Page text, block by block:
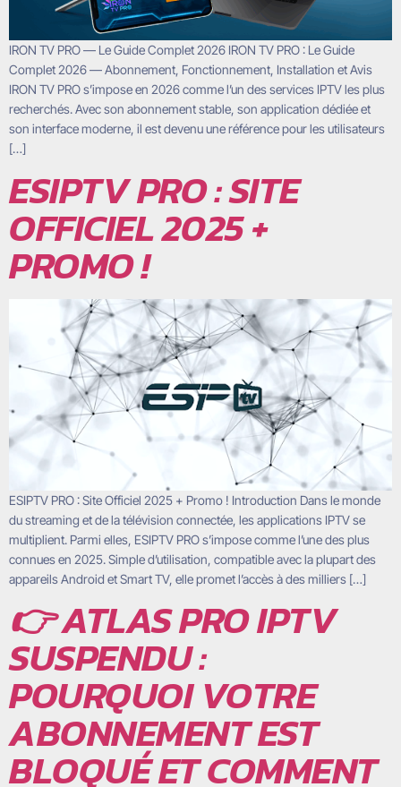
IRON TV PRO — Le Guide Complet 2026 IRON TV PRO : Le Guide
Complet 2026 — Abonnement, Fonctionnement, Installation et Avis
IRON TV PRO s’impose en 2026 comme l’un des services IPTV les plus
recherchés. Avec son abonnement stable, son application dédiée et
son interface moderne, il est devenu une référence pour les utilisateurs
[…]
ESIPTV PRO : SITE
OFFICIEL 2025 +
PROMO !
ESIPTV PRO : Site Officiel 2025 + Promo ! Introduction Dans le monde
du streaming et de la télévision connectée, les applications IPTV se
multiplient. Parmi elles, ESIPTV PRO s’impose comme l’une des plus
connues en 2025. Simple d’utilisation, compatible avec la plupart des
appareils Android et Smart TV, elle promet l’accès à des milliers […]
👉 ATLAS PRO IPTV
SUSPENDU :
POURQUOI VOTRE
ABONNEMENT EST
BLOQUÉ ET COMMENT